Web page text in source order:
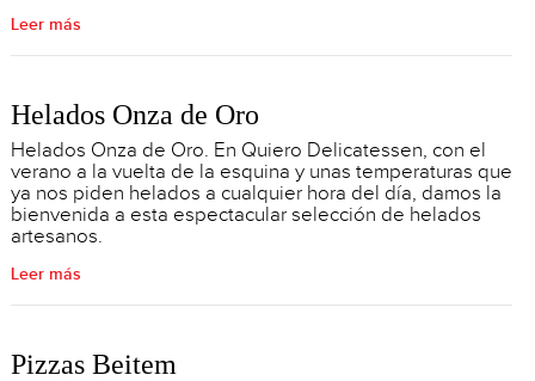
Leer más
Helados Onza de Oro
Helados Onza de Oro. En Quiero Delicatessen, con el
verano a la vuelta de la esquina y unas temperaturas que
ya nos piden helados a cualquier hora del día, damos la
bienvenida a esta espectacular selección de helados
artesanos.
Leer más
Pizzas Beitem